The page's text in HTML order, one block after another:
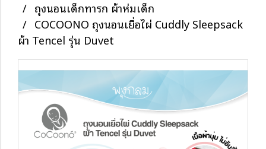
ถุงนอนเด็กทารก ผ้าห่มเด็ก
COCOONO ถุงนอนเยื่อไผ่ Cuddly Sleepsack
ผ้า Tencel รุ่น Duvet